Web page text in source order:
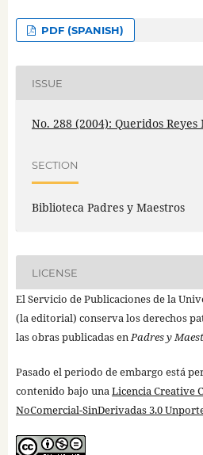
PDF (SPANISH)
ISSUE
No. 288 (2004): Queridos Reyes
SECTION
Biblioteca Padres y Maestros
LICENSE
El Servicio de Publicaciones de la
(la editorial) conserva los derechos
las obras publicadas enPadres y
Pasado el periodo de embargo está
contenido bajo unaLicencia Creative
NoComercial-SinDerivadas 3.0